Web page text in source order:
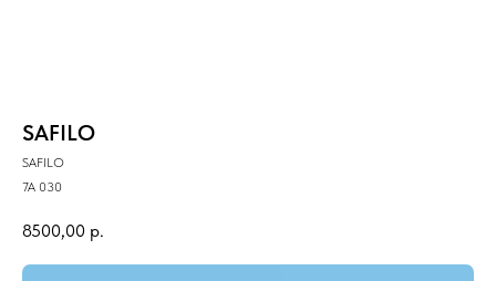
SAFILO
SAFILO
7A 030
8500,00 р.